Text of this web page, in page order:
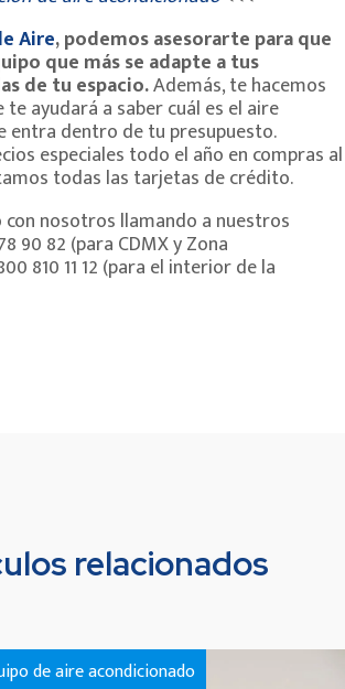
Aire, podemos asesorarte para que
que más se adapte a tus
de tu espacio.Además, te hacemos
ayudará a saber cuál es el aire
entra dentro de tu presupuesto.
especiales todo el año en compras al
todas las tarjetas de crédito.
nosotros llamando a nuestros
90 82 (para CDMX y Zona
810 11 12 (para el interior de la
relacionados
de aire acondicionado